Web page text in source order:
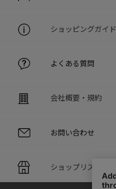
ショッピングガイド
よくある質問
会社概要・規約
お問い合わせ
ショップリスト